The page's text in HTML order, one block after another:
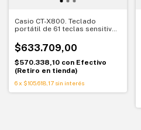
Casio CT-X800. Teclado
portátil de 61 teclas sensitivas
$633.709,00
$570.338,10 con Efectivo
(Retiro en tienda)
6x $105.618,17 sin interés